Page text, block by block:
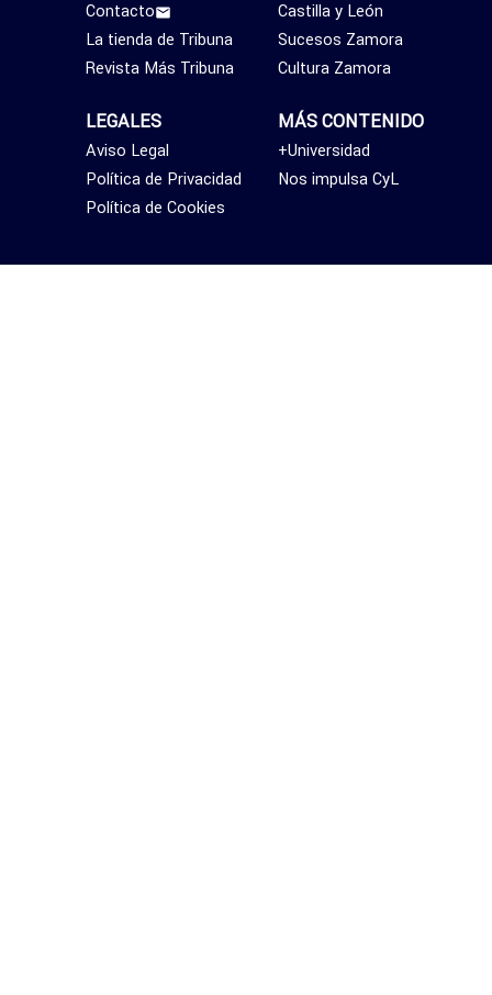
Castilla y León
Sucesos Zamora
Cultura Zamora
MÁS CONTENIDO
+Universidad
Nos impulsa CyL
Contacto
La tienda de Tribuna
Revista Más Tribuna
LEGALES
Aviso Legal
Política de Privacidad
Política de Cookies